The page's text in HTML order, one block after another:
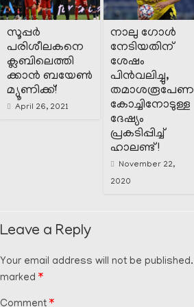
സൂപ്പർ
പരിശീലകനെ
ക്ലബിലെത്തി
ക്കാൻ ബയേൺ
മ്യൂണിക്ക്!
April 26, 2021
നാലു ഗോൾ
നേടിയതിന്
ശേഷം
പിൻവലിച്ചു,
തമാശരൂപേണ
കോച്ചിനോടുള്ള
ദേഷ്യം
പ്രകടിപ്പിച്ച്
ഹാലണ്ട് !
November 22,
2020
Leave a Reply
Your email address will not be published.
marked *
Comment *